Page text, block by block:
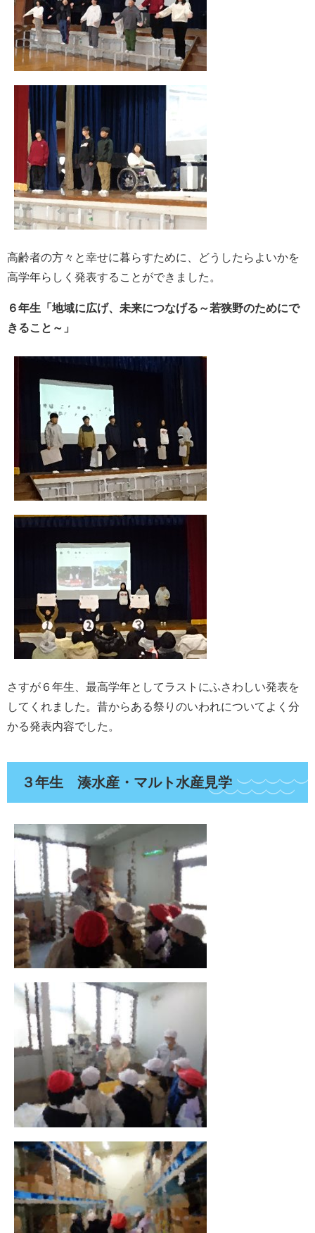
高齢者の方々と幸せに暮らすために、どうしたらよいかを
高学年らしく発表することができました。
６年生「地域に広げ、未来につなげる～若狭野のためにで
きること～」
さすが６年生、最高学年としてラストにふさわしい発表を
してくれました。昔からある祭りのいわれについてよく分
かる発表内容でした。
３年生 湊水産・マルト水産見学